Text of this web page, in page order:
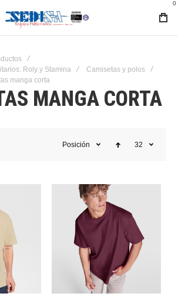
0
Roly y Stamina
Camisetas y polos
manga corta
MANGA CORTA
Posición 32